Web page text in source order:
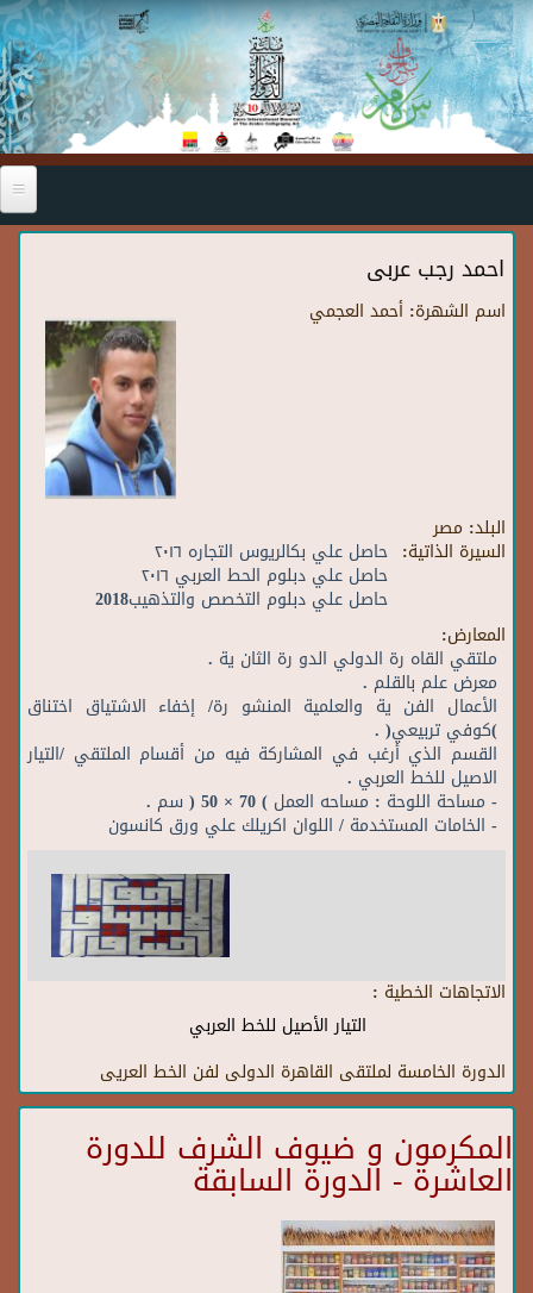
Skip to main content
احمد رجب عربى
اسم الشهرة: أحمد العجمي
البلد: مصر
السيرة الذاتية: حاصل علي بكالريوس التجاره ٢٠١٦
حاصل علي دبلوم الحط العربي ٢٠١٦
حاصل علي دبلوم التخصص والتذهيب2018
المعارض:
ملتقي القاه رة الدولي الدو رة الثان ية .
معرض علم بالقلم .
الأعمال الفن ية والعلمية المنشو رة/ إخفاء الاشتياق اختناق
)كوفي تربيعي( .
القسم الذي أرغب في المشاركة فيه من أقسام الملتقي /التيار
الاصيل للخط العربي .
- مساحة اللوحة : مساحه العمل ) 70 × 50 ( سم .
- الخامات المستخدمة / اللوان اكريلك علي ورق كانسون
الاتجاهات الخطية :
التيار الأصيل للخط العربي
الدورة الخامسة لملتقى القاهرة الدولى لفن الخط العريى
المكرمون و ضيوف الشرف للدورة
العاشرة - الدورة السابقة